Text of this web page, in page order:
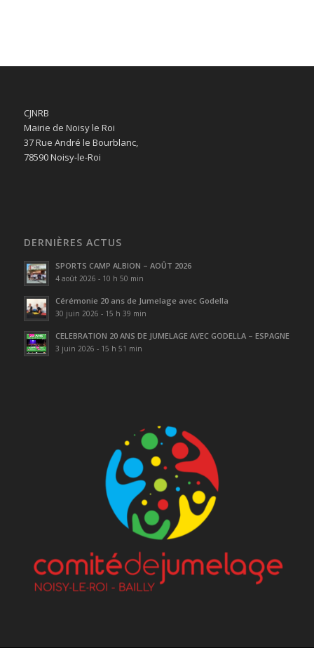
CJNRB
Mairie de Noisy le Roi
37 Rue André le Bourblanc,
78590 Noisy-le-Roi
DERNIÈRES ACTUS
SPORTS CAMP ALBION – AOÛT 2026
4 août 2026 - 10 h 50 min
Cérémonie 20 ans de Jumelage avec Godella
30 juin 2026 - 15 h 39 min
CELEBRATION 20 ANS DE JUMELAGE AVEC GODELLA – ESPAGNE
3 juin 2026 - 15 h 51 min